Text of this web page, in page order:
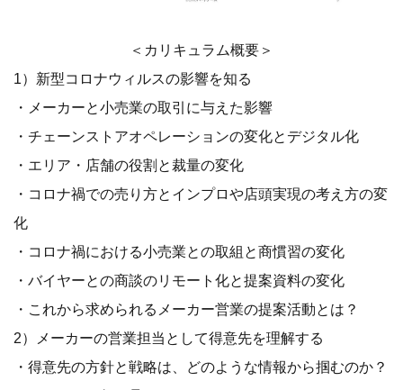
＜カリキュラム概要＞
1）新型コロナウィルスの影響を知る
・メーカーと小売業の取引に与えた影響
・チェーンストアオペレーションの変化とデジタル化
・エリア・店舗の役割と裁量の変化
・コロナ禍での売り方とインプロや店頭実現の考え方の変
化
・コロナ禍における小売業との取組と商慣習の変化
・バイヤーとの商談のリモート化と提案資料の変化
・これから求められるメーカー営業の提案活動とは？
2）メーカーの営業担当として得意先を理解する
・得意先の方針と戦略は、どのような情報から掴むのか？